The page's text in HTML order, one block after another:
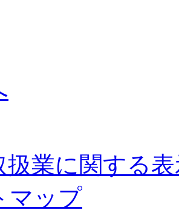
扱業に関する
マップ